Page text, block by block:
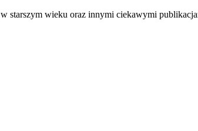
w starszym wieku oraz innymi ciekawymi